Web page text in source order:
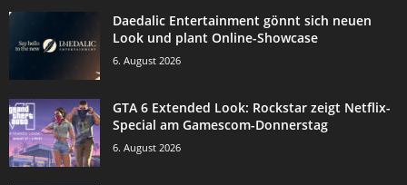
Daedalic Entertainment gönnt sich neuen
Look und plant Online-Showcase
6. August 2026
GTA 6 Extended Look: Rockstar zeigt Netflix-
Special am Gamescom-Donnerstag
6. August 2026